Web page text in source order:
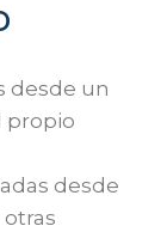
desde un
propio
desde